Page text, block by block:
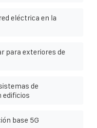
eléctrica en la
para exteriores de
de
edificios
base 5G